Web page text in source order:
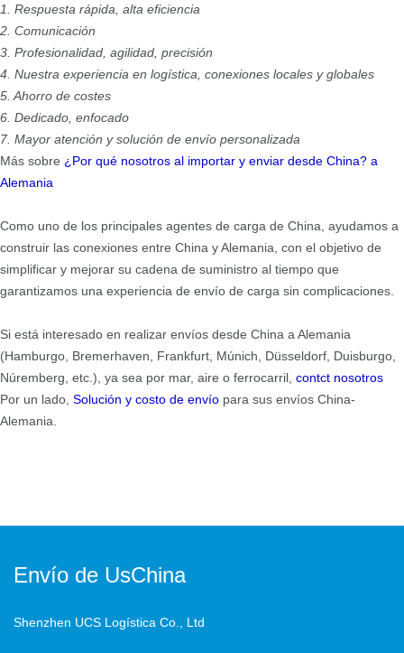
1. Respuesta rápida, alta eficiencia
2. Comunicación
3. Profesionalidad, agilidad, precisión
4. Nuestra experiencia en logística, conexiones locales y globales
5. Ahorro de costes
6. Dedicado, enfocado
7. Mayor atención y solución de envío personalizada
Más sobre ¿Por qué nosotros al importar y enviar desde China? a
Alemania
Como uno de los principales agentes de carga de China, ayudamos a
construir las conexiones entre China y Alemania, con el objetivo de
simplificar y mejorar su cadena de suministro al tiempo que
garantizamos una experiencia de envío de carga sin complicaciones.
Si está interesado en realizar envíos desde China a Alemania
(Hamburgo, Bremerhaven, Frankfurt, Múnich, Düsseldorf, Duisburgo,
Núremberg, etc.), ya sea por mar, aire o ferrocarril, contct nosotros
Por un lado, Solución y costo de envío para sus envíos China-
Alemania.
Envío de UsChina
Shenzhen UCS Logística Co., Ltd